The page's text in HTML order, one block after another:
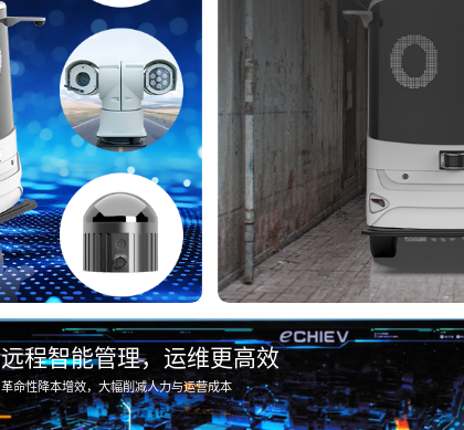
远程智能管理，运维更高效
革命性降本增效，大幅削减人力与运营成本